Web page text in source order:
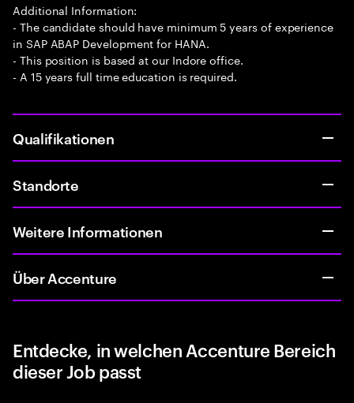
Additional Information:
- The candidate should have minimum 5 years of experience
in SAP ABAP Development for HANA.
- This position is based at our Indore office.
- A 15 years full time education is required.
Qualifikationen
Standorte
Weitere Informationen
Über Accenture
Entdecke, in welchen Accenture Bereich
dieser Job passt